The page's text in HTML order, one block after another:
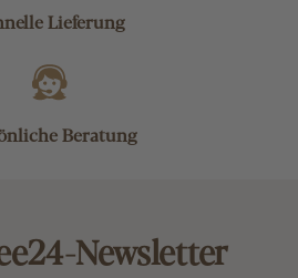
Lieferung
Beratung
Newsletter